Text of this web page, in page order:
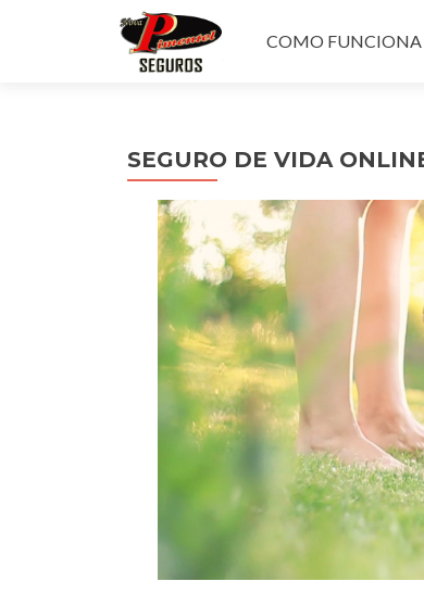
para
COMO FUNCIONA
SEGURO DE VIDA